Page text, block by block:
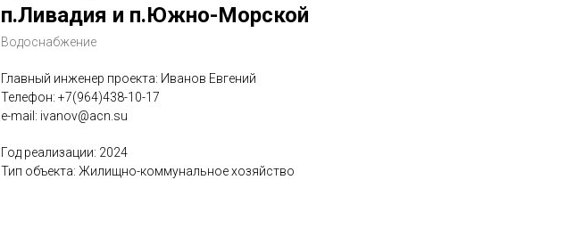
п.Ливадия и п.Южно-Морской
Водоснабжение
Главный инженер проекта: Иванов Евгений
Телефон: +7(964)438-10-17
e-mail: ivanov@acn.su
Год реализации: 2024
Тип объекта: Жилищно-коммунальное хозяйство